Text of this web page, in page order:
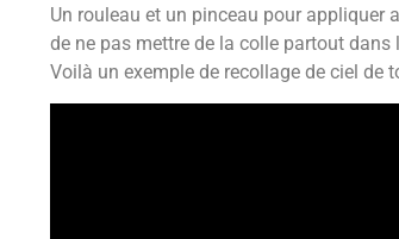
Un rouleau et un pinceau pour
de ne pas mettre de la colle partout dans
Voilà un exemple de recollage de ciel